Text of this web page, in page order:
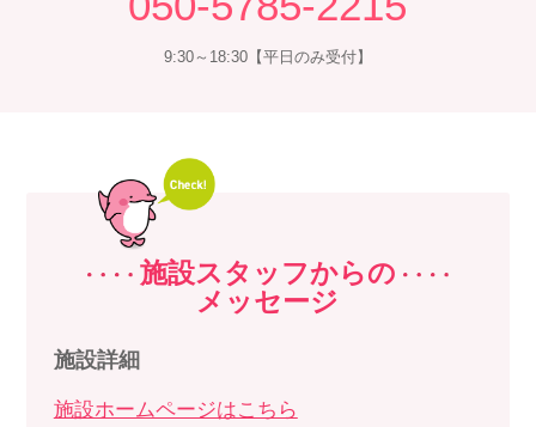
9:30～18:30【平日のみ受付】
施設スタッフからの
メッセージ
施設詳細
施設ホームページはこちら